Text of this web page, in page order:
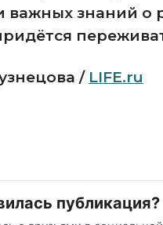
важных знаний о
/ LIFE.ru
публикация?